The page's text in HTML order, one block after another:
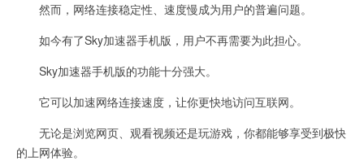
然而，网络连接稳定性、速度慢成为用户的普遍问题。
如今有了Sky加速器手机版，用户不再需要为此担心。
Sky加速器手机版的功能十分强大。
它可以加速网络连接速度，让你更快地访问互联网。
无论是浏览网页、观看视频还是玩游戏，你都能够享受到极快
的上网体验。